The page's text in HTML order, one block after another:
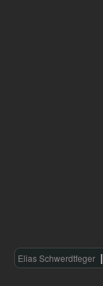
Elias Schwerdtfeger